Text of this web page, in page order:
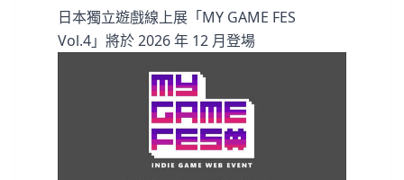
日本獨立遊戲線上展「MY GAME FES
Vol.4」將於 2026 年 12 月登場